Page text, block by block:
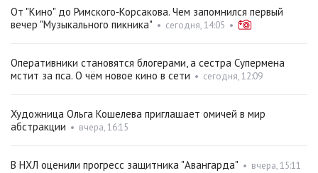
От "Кино" до Римского‑Корсакова. Чем запомнился первый
вечер "Музыкального пикника" • сегодня, 14:05 •
Оперативники становятся блогерами, а сестра Супермена
мстит за пса. О чём новое кино в сети • сегодня, 12:09
Художница Ольга Кошелева приглашает омичей в мир
абстракции • вчера, 16:15
В НХЛ оценили прогресс защитника "Авангарда" • вчера, 15:11